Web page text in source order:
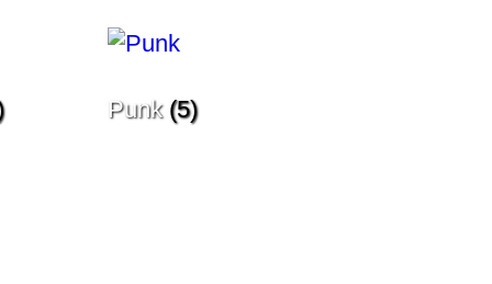
Punk (5)